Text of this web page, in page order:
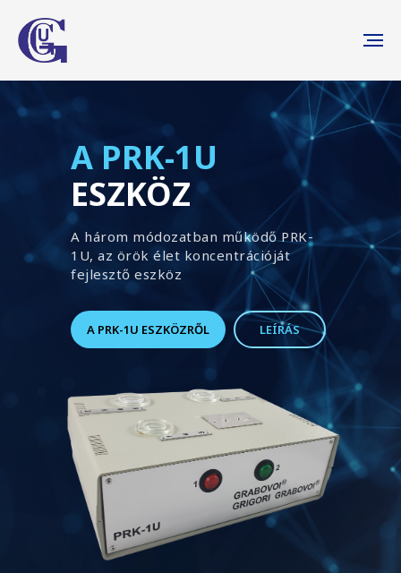
A PRK-1U ESZKÖZRŐL LEÍRÁS
A PRK-1U
ESZKÖZ
A három módozatban működő PRK-
1U, az örök élet koncentrációját
fejlesztő eszköz